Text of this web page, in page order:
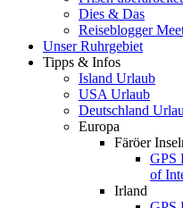
Dies & Das
Reiseblogger
Unser Ruhrgebiet
Tipps & Infos
Island Urlaub
USA Urlaub
Deutschland
Europa
Färöer
GPS
of
Irland